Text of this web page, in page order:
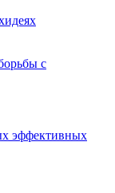
с
эффективных